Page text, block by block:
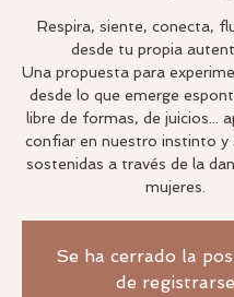
Respira, siente, conecta,
desde tu propia
Una propuesta para
desde lo que emerge
libre de formas, de juicios...
confiar en nuestro instinto y
sostenidas a través de la
Se ha cerrado la
de registrarse